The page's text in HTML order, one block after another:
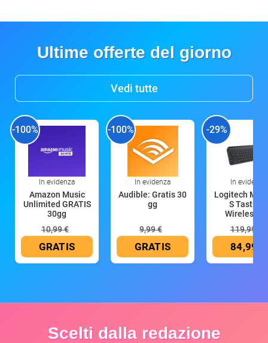
Ultime offerte del giorno
Vedi tutte
-100%
In evidenza
Amazon Music
Unlimited GRATIS
30gg
10,99 €
GRATIS
-100%
In evidenza
Audible: Gratis 30
gg
9,99 €
GRATIS
-29%
In evidenza
Logitech MX
S Tastiera
Wireless
119,99 €
84,99 €
Scelti dalla redazione